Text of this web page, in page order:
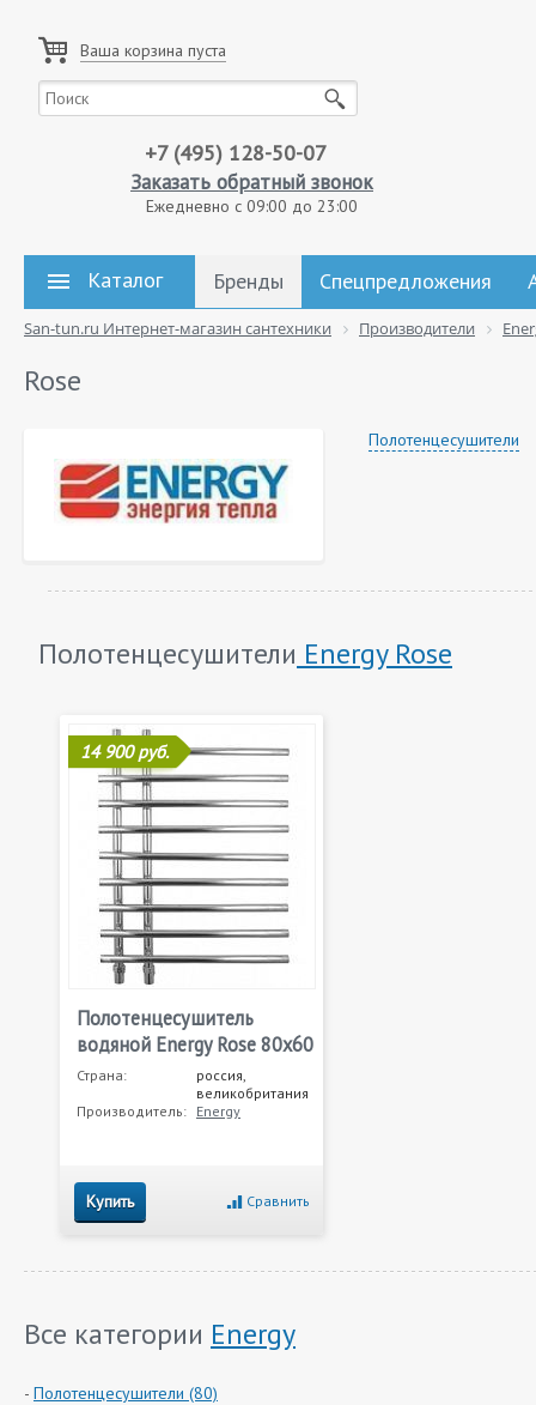
Ваша корзина пуста
+7 (495) 128-50-07
Заказать обратный звонок
Ежедневно с 09:00 до 23:00
Каталог Бренды Спецпредложения
San-tun.ru Интернет-магазин сантехники Производители
Rose
Полотенцесушители
Полотенцесушители Energy Rose
14 900 руб.
Полотенцесушитель
водяной Energy Rose 80x60
Страна:
россия,
великобритания
Производитель: Energy
Купить Сравнить
Все категории Energy
Полотенцесушители (80)